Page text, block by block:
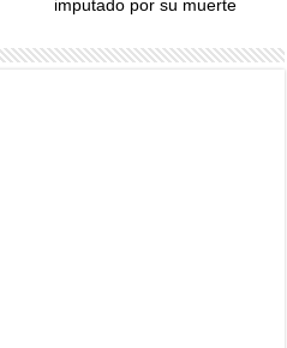
imputado por su muerte